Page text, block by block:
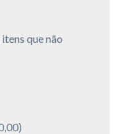
que não